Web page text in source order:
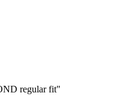
regular fit"